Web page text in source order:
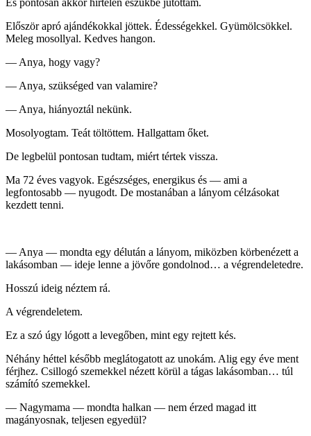
Először apró ajándékokkal jöttek. Édességekkel. Gyümölcsökkel.
Meleg mosollyal. Kedves hangon.
— Anya, hogy vagy?
— Anya, szükséged van valamire?
— Anya, hiányoztál nekünk.
Mosolyogtam. Teát töltöttem. Hallgattam őket.
De legbelül pontosan tudtam, miért tértek vissza.
Ma 72 éves vagyok. Egészséges, energikus és — ami a
legfontosabb — nyugodt. De mostanában a lányom célzásokat
kezdett tenni.
— Anya — mondta egy délután a lányom, miközben körbenézett a
lakásomban — ideje lenne a jövőre gondolnod… a végrendeletedre.
Hosszú ideig néztem rá.
A végrendeletem.
Ez a szó úgy lógott a levegőben, mint egy rejtett kés.
Néhány héttel később meglátogatott az unokám. Alig egy éve ment
férjhez. Csillogó szemekkel nézett körül a tágas lakásomban… túl
számító szemekkel.
— Nagymama — mondta halkan — nem érzed magad itt
magányosnak, teljesen egyedül?